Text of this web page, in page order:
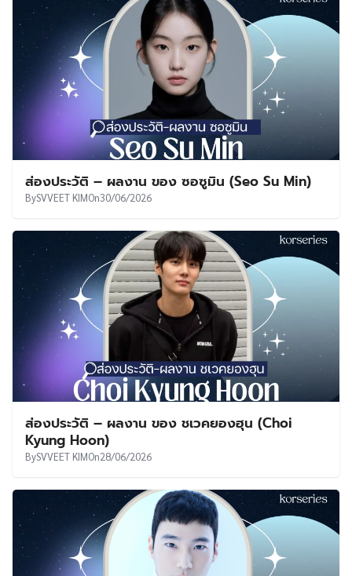
ส่องประวัติ – ผลงาน ของ ซอซูมิน (Seo Su Min)
BySVVEET KIMOn30/06/2026
ส่องประวัติ – ผลงาน ของ ชเวคยองฮุน (Choi
Kyung Hoon)
BySVVEET KIMOn28/06/2026